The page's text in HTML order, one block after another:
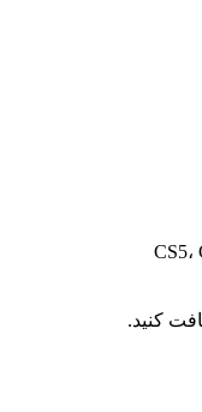
کنید.